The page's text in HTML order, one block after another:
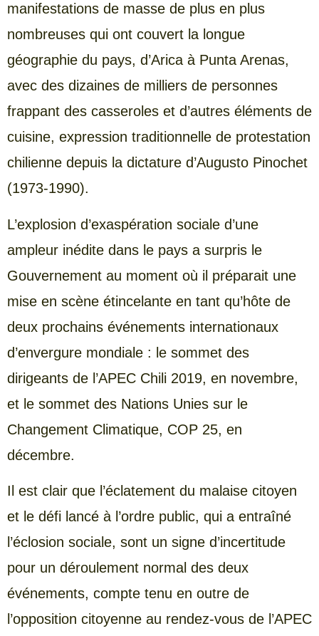
manifestations de masse de plus en plus
nombreuses qui ont couvert la longue
géographie du pays, d’Arica à Punta Arenas,
avec des dizaines de milliers de personnes
frappant des casseroles et d’autres éléments de
cuisine, expression traditionnelle de protestation
chilienne depuis la dictature d’Augusto Pinochet
(1973-1990).
L’explosion d’exaspération sociale d’une
ampleur inédite dans le pays a surpris le
Gouvernement au moment où il préparait une
mise en scène étincelante en tant qu’hôte de
deux prochains événements internationaux
d’envergure mondiale : le sommet des
dirigeants de l’APEC Chili 2019, en novembre,
et le sommet des Nations Unies sur le
Changement Climatique, COP 25, en
décembre.
Il est clair que l’éclatement du malaise citoyen
et le défi lancé à l’ordre public, qui a entraîné
l’éclosion sociale, sont un signe d’incertitude
pour un déroulement normal des deux
événements, compte tenu en outre de
l’opposition citoyenne au rendez-vous de l’APEC